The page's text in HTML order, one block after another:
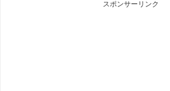
スポンサーリンク